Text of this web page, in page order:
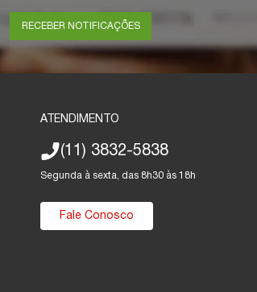
RECEBER NOTIFICAÇÕES
ATENDIMENTO
(11) 3832-5838
Segunda à sexta, das 8h30 às 18h
Fale Conosco